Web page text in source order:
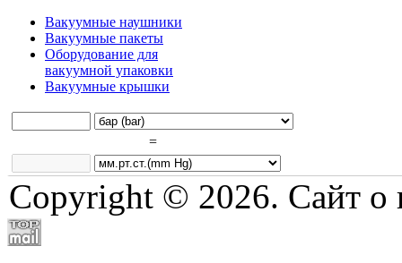
Вакуумные наушники
Вакуумные пакеты
Оборудование для
вакуумной упаковки
Вакуумные крышки
=
Copyright © 2026. Сайт о